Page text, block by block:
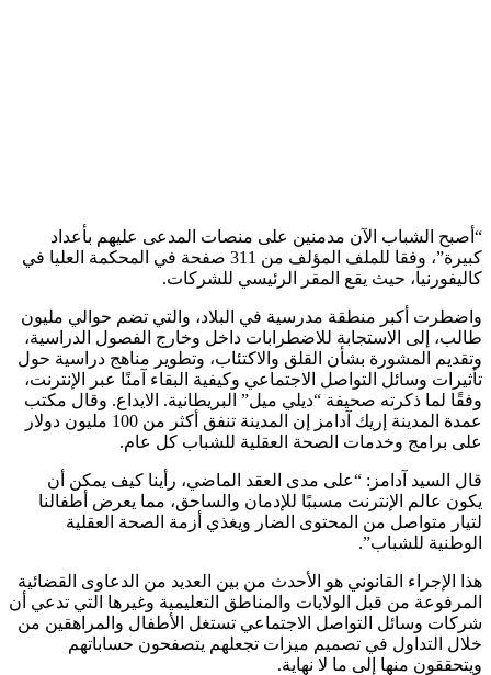
“أصبح الشباب الآن مدمنين على منصات المدعى عليهم بأعداد
كبيرة”، وفقا للملف المؤلف من 311 صفحة في المحكمة العليا في
كاليفورنيا، حيث يقع المقر الرئيسي للشركات.
واضطرت أكبر منطقة مدرسية في البلاد، والتي تضم حوالي مليون
طالب، إلى الاستجابة للاضطرابات داخل وخارج الفصول الدراسية،
وتقديم المشورة بشأن القلق والاكتئاب، وتطوير مناهج دراسية حول
تأثيرات وسائل التواصل الاجتماعي وكيفية البقاء آمنًا عبر الإنترنت،
وفقًا لما ذكرته صحيفة “ديلي ميل” البريطانية. الايداع. وقال مكتب
عمدة المدينة إريك آدامز إن المدينة تنفق أكثر من 100 مليون دولار
على برامج وخدمات الصحة العقلية للشباب كل عام.
قال السيد آدامز: “على مدى العقد الماضي، رأينا كيف يمكن أن
يكون عالم الإنترنت مسببًا للإدمان والساحق، مما يعرض أطفالنا
لتيار متواصل من المحتوى الضار ويغذي أزمة الصحة العقلية
الوطنية للشباب”.
هذا الإجراء القانوني هو الأحدث من بين العديد من الدعاوى القضائية
المرفوعة من قبل الولايات والمناطق التعليمية وغيرها التي تدعي أن
شركات وسائل التواصل الاجتماعي تستغل الأطفال والمراهقين من
خلال التداول في تصميم ميزات تجعلهم يتصفحون حساباتهم
ويتحققون منها إلى ما لا نهاية.